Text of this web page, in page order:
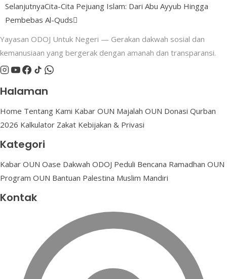
SelanjutnyaCita-Cita Pejuang Islam: Dari Abu Ayyub Hingga
Pembebas Al-Quds
Yayasan ODOJ Untuk Negeri — Gerakan dakwah sosial dan
kemanusiaan yang bergerak dengan amanah dan transparansi.
Halaman
Home Tentang Kami Kabar OUN Majalah OUN Donasi Qurban
2026 Kalkulator Zakat Kebijakan & Privasi
Kategori
Kabar OUN Oase Dakwah ODOJ Peduli Bencana Ramadhan OUN
Program OUN Bantuan Palestina Muslim Mandiri
Kontak